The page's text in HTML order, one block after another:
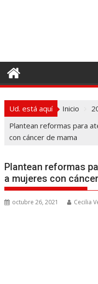
o
t
Ud. está aquí Inicio
Plantean reformas para
con cáncer de mama
Plantean reformas
a mujeres con
octubre 26, 2021 Cecilia